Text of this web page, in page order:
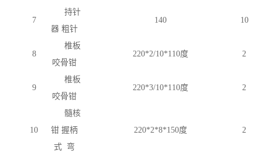
7
持针
器 粗针
140 10
8
椎板
咬骨钳
220*2/10*110度 2
9
椎板
咬骨钳
220*3/10*110度 2
10
髓核
钳 握柄
式
弯
220*2*8*150度 2